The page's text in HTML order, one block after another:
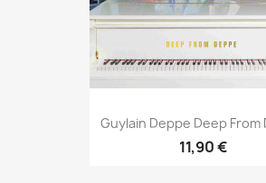
Guylain Deppe Deep From
11,90 €